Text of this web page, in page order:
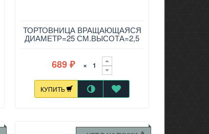
ТОРТОВНИЦА ВРАЩАЮЩАЯСЯ
ДИАМЕТР=25 СМ.ВЫСОТА=2,5
689₽ ×
КУПИТЬ